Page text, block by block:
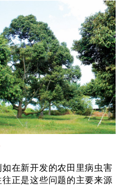
在新开发的农田里病虫害
正是这些问题的主要来源